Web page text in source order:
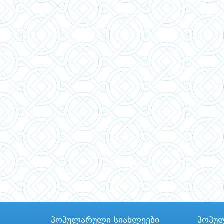
პოპულარული სიახლეები